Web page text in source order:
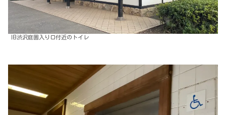
旧渋沢庭園入り口付近のトイレ